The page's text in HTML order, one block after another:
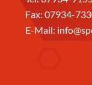
Fax: 07934-
E-Mail: